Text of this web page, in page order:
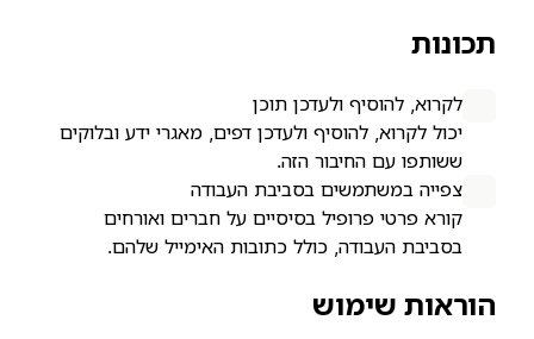
תכונות
לקרוא, להוסיף ולעדכן תוכן
יכול לקרוא, להוסיף ולעדכן דפים, מאגרי ידע ובלוקים
ששותפו עם החיבור הזה.
צפייה במשתמשים בסביבת העבודה
קורא פרטי פרופיל בסיסיים על חברים ואורחים
בסביבת העבודה, כולל כתובות האימייל שלהם.
הוראות שימוש